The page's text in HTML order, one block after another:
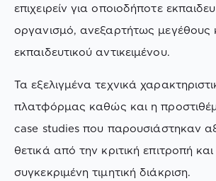
επιχειρείν για οποιοδήποτε
οργανισμό, ανεξαρτήτως μεγέθους
εκπαιδευτικού αντικειμένου.
Τα εξελιγμένα τεχνικά
πλατφόρμας καθώς και η
case studies που παρουσιάστηκαν
θετικά από την κριτική επιτροπή
συγκεκριμένη τιμητική διάκριση.